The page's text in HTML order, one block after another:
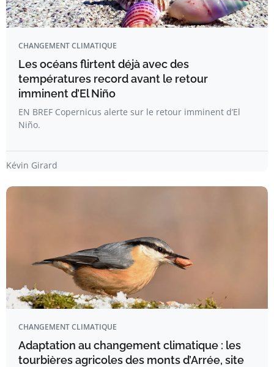
CHANGEMENT CLIMATIQUE
Les océans flirtent déjà avec des
températures record avant le retour
imminent d’El Niño
EN BREF Copernicus alerte sur le retour imminent d’El
Niño.
Kévin Girard
CHANGEMENT CLIMATIQUE
Adaptation au changement climatique : les
tourbières agricoles des monts d’Arrée, site